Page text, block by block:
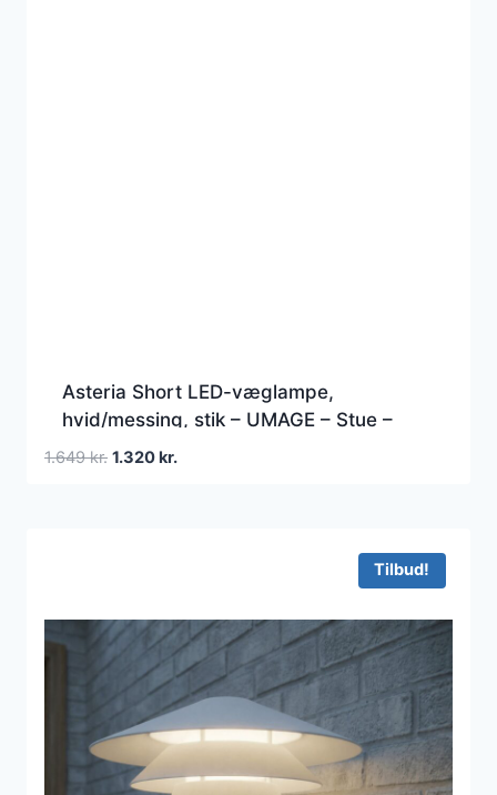
Asteria Short LED-væglampe,
hvid/messing, stik – UMAGE – Stue –
Design – Metal – Med én lyskilde
1.649kr. Den
1.320kr.
Tilbud!